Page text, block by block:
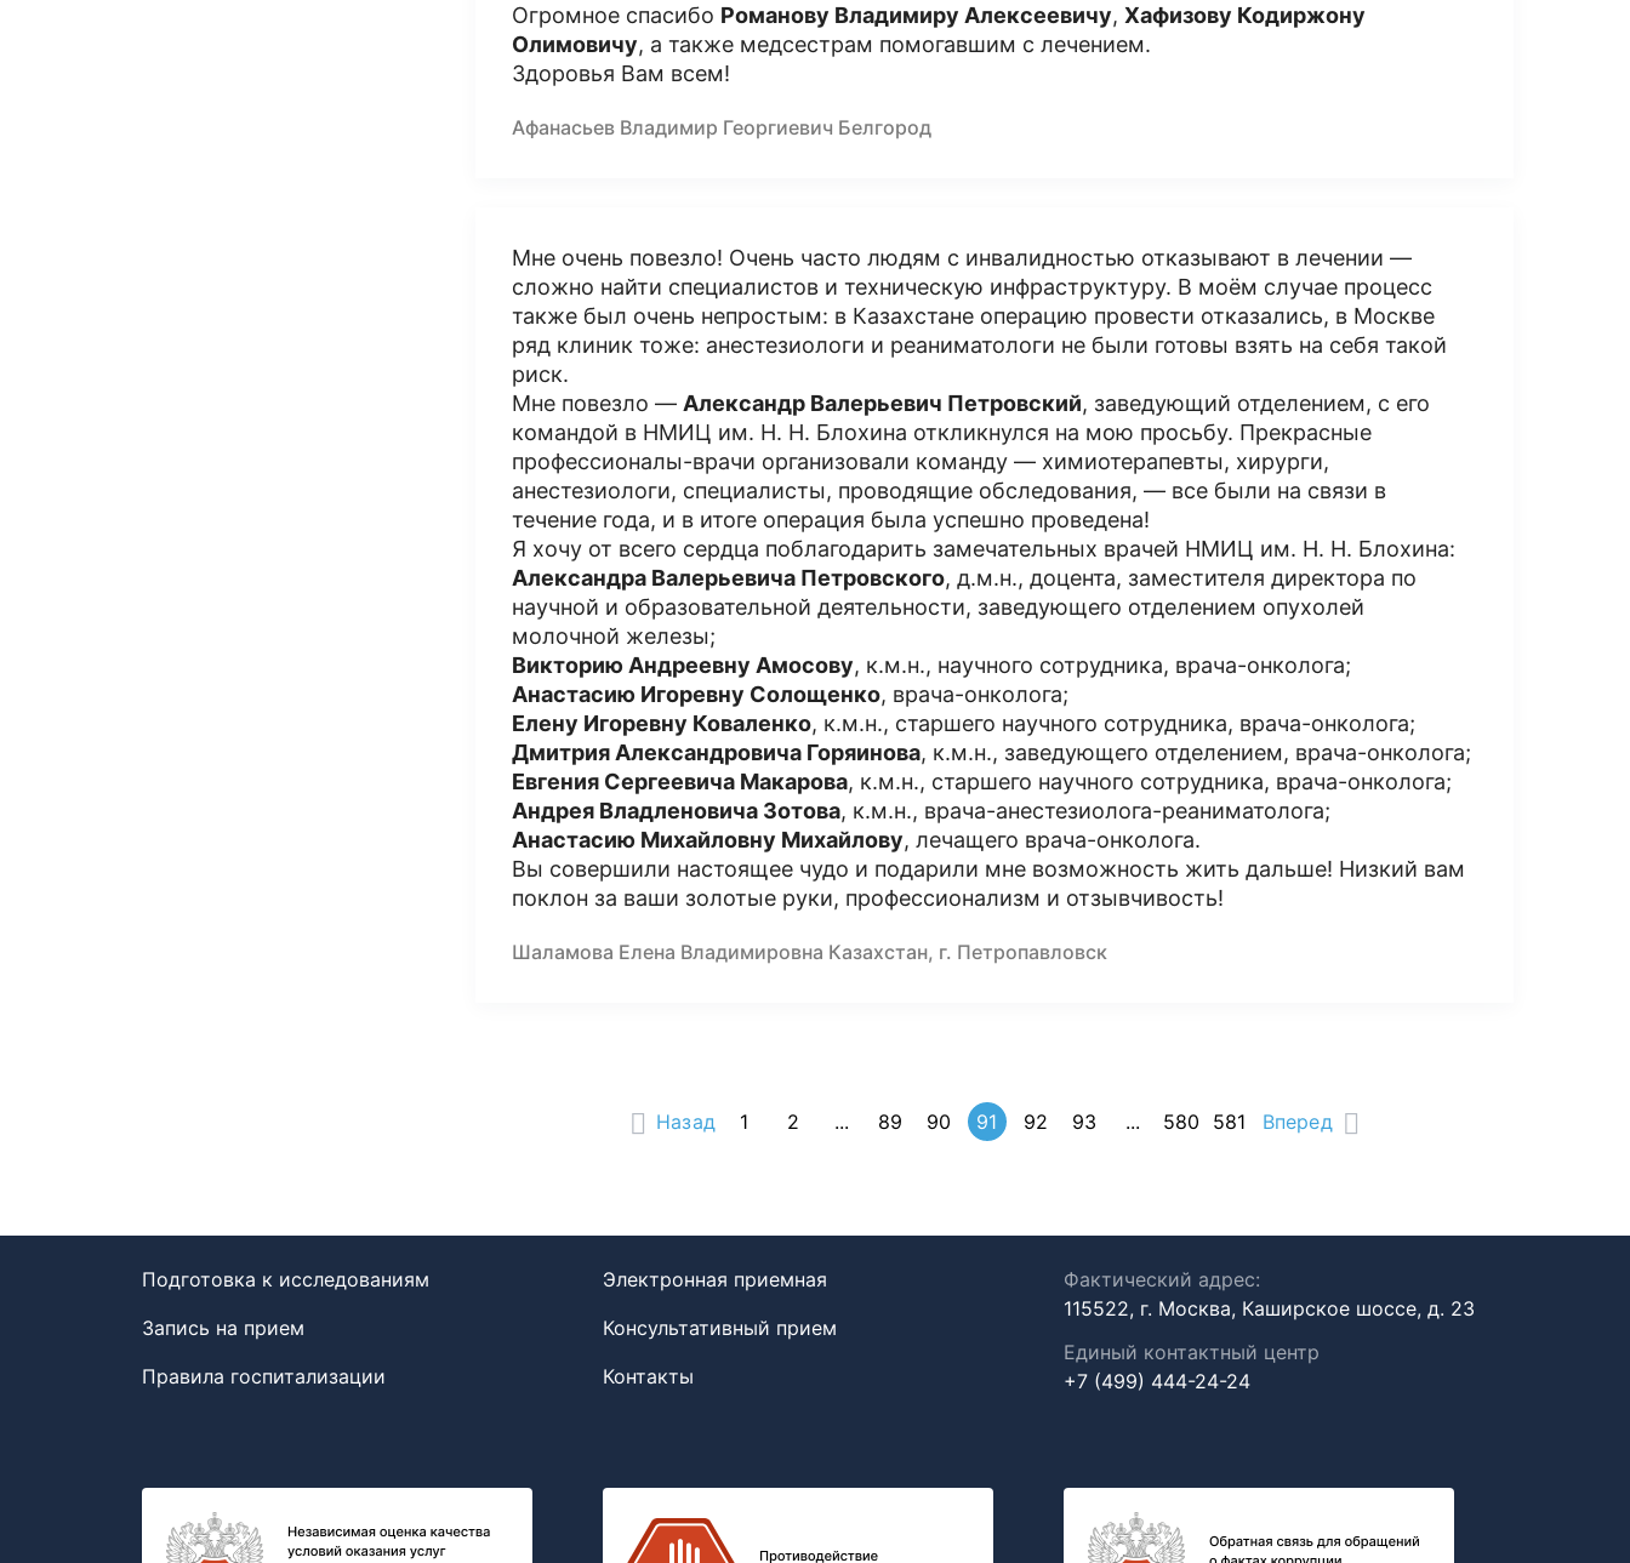
Огромное спасибо Романову Владимиру Алексеевичу, Хафизову Кодиржону
Олимовичу, а также медсестрам помогавшим с лечением.
Здоровья Вам всем!
Афанасьев Владимир Георгиевич Белгород
Мне очень повезло! Очень часто людям с инвалидностью отказывают в лечении —
сложно найти специалистов и техническую инфраструктуру. В моём случае процесс
также был очень непростым: в Казахстане операцию провести отказались, в Москве
ряд клиник тоже: анестезиологи и реаниматологи не были готовы взять на себя такой
риск.
Мне повезло — Александр Валерьевич Петровский, заведующий отделением, с его
командой в НМИЦ им. Н. Н. Блохина откликнулся на мою просьбу. Прекрасные
профессионалы-врачи организовали команду — химиотерапевты, хирурги,
анестезиологи, специалисты, проводящие обследования, — все были на связи в
течение года, и в итоге операция была успешно проведена!
Я хочу от всего сердца поблагодарить замечательных врачей НМИЦ им. Н. Н. Блохина:
Александра Валерьевича Петровского, д.м.н., доцента, заместителя директора по
научной и образовательной деятельности, заведующего отделением опухолей
молочной железы;
Викторию Андреевну Амосову, к.м.н., научного сотрудника, врача-онколога;
Анастасию Игоревну Солощенко, врача-онколога;
Елену Игоревну Коваленко, к.м.н., старшего научного сотрудника, врача-онколога;
Дмитрия Александровича Горяинова, к.м.н., заведующего отделением, врача-онколога;
Евгения Сергеевича Макарова, к.м.н., старшего научного сотрудника, врача-онколога;
Андрея Владленовича Зотова, к.м.н., врача-анестезиолога-реаниматолога;
Анастасию Михайловну Михайлову, лечащего врача-онколога.
Вы совершили настоящее чудо и подарили мне возможность жить дальше! Низкий вам
поклон за ваши золотые руки, профессионализм и отзывчивость!
Шаламова Елена Владимировна Казахстан, г. Петропавловск
Назад 1 2 ... 89 90 91 92 93 ... 580 581 Вперед
Подготовка к исследованиям
Запись на прием
Правила госпитализации
Электронная приемная
Консультативный прием
Контакты
Фактический адрес:
115522, г. Москва, Каширское шоссе, д. 23
Единый контактный центр
+7 (499) 444-24-24